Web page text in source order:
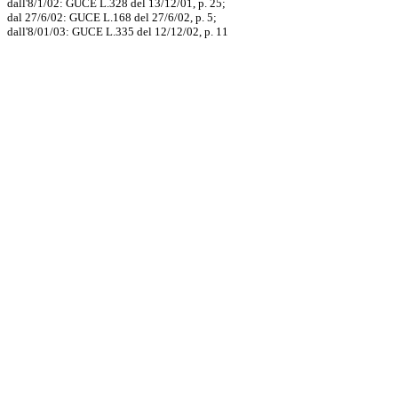
dall'8/1/02: GUCE L.328 del 13/12/01, p. 25;
dal 27/6/02: GUCE L.168 del 27/6/02, p. 5;
dall'8/01/03: GUCE L.335 del 12/12/02, p. 11